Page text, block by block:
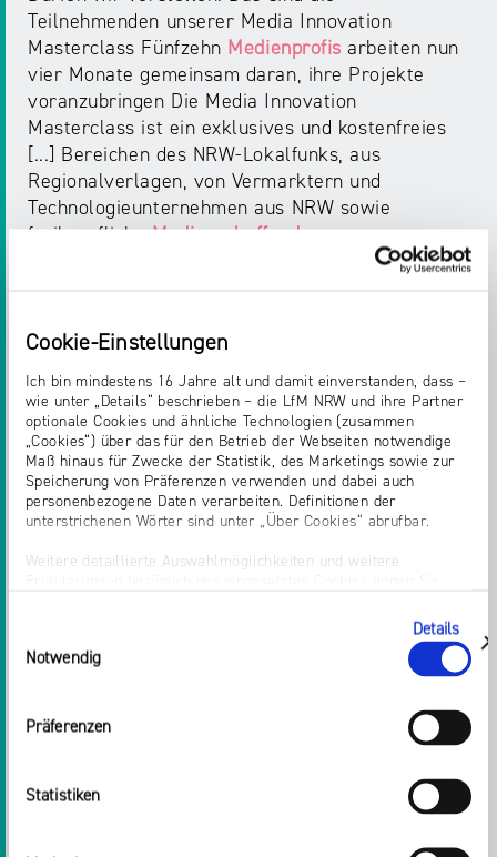
Cookie-Einstellungen
Ich bin mindestens 16 Jahre alt und damit einverstanden, dass –
wie unter „Details“ beschrieben – die LfM NRW und ihre Partner
optionale Cookies und ähnliche Technologien (zusammen
„Cookies“) über das für den Betrieb der Webseiten notwendige
Maß hinaus für Zwecke der Statistik, des Marketings sowie zur
Speicherung von Präferenzen verwenden und dabei auch
personenbezogene Daten verarbeiten. Definitionen der
unterstrichenen Wörter sind unter „Über Cookies“ abrufbar.
Weitere detaillierte Auswahlmöglichkeiten und weitere
„Einwilligung ändern“ in der Datenschutzerklärung aufgerufen
werden. Dort können Sie auch Ihre Einwilligung jederzeit mit
Wirkung für die Zukunft widerrufen. Die vollständige Ablehnung
optionaler Cookies erfolgt über den Button „Nur notwendige
Notwendig
Präferenzen
Statistiken
Details
zeigen
Teilnehmenden unserer Media Innovation
Masterclass Fünfzehn Medienprofis arbeiten nun
vier Monate gemeinsam daran, ihre Projekte
voranzubringen Die Media Innovation
Masterclass ist ein exklusives und kostenfreies
[...] Bereichen des NRW-Lokalfunks, aus
Regionalverlagen, von Vermarktern und
Technologieunternehmen aus NRW sowie
freiberuflicheMedienschaffendeaus
Projekte und Ideen in der Masterclass: von einer
für verschiedeneMedieninhalteund KPI-
Entwicklung für journalistische Podcasts über
Aufbau eines Unternehmens für
Formatentwicklung für junge und mi
Startseite > Presse > Pressemitteilungen 2023 > 2023 > März
DIE NOMINIERTEN DES AUDIOPREISES
NRW 2023 ausgezeichnet wird und
das Preisgeld in Höhe von 2.500 Euro mit nach
Hause nehmen darf, wird am 22. September 2023